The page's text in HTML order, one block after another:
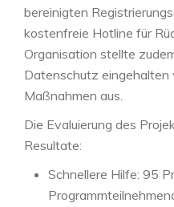
bereinigten
kostenfreie Hotline für
Organisation stellte
Datenschutz
Maßnahmen aus.
Die Evaluierung des
Resultate:
Schnellere Hilfe: 95